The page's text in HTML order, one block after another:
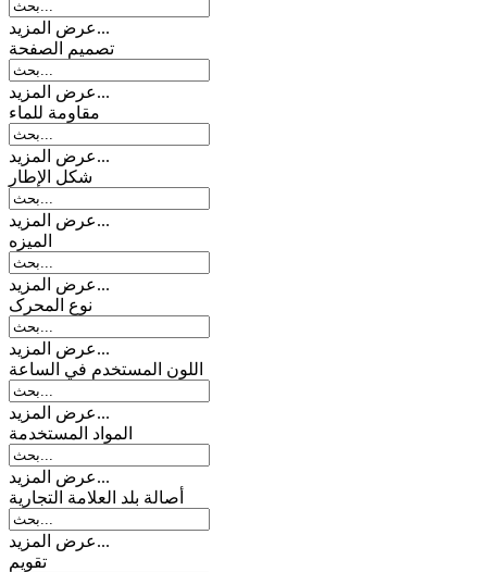
عرض المزيد...
تصميم الصفحة
عرض المزيد...
مقاومة للماء
عرض المزيد...
شكل الإطار
عرض المزيد...
المیزه
عرض المزيد...
نوع المحرک
عرض المزيد...
اللون المستخدم في الساعة
عرض المزيد...
المواد المستخدمة
عرض المزيد...
أصالة بلد العلامة التجارية
عرض المزيد...
تقويم